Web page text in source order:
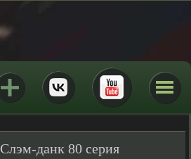
Слэм-данк 80 серия